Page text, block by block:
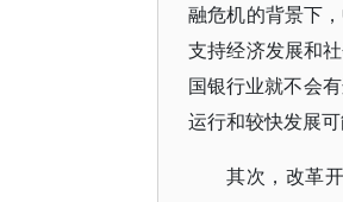
融危机的背景下
支持经济发展和
国银行业就不会
运行和较快发展
其次，改革